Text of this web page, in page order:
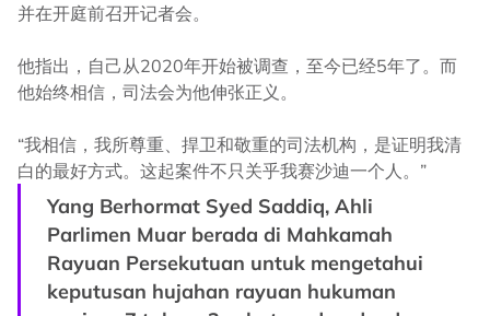
并在开庭前召开记者会。
他指出，自己从2020年开始被调查，至今已经5年了。而
他始终相信，司法会为他伸张正义。
“我相信，我所尊重、捍卫和敬重的司法机构，是证明我清
白的最好方式。这起案件不只关乎我赛沙迪一个人。”
Yang Berhormat Syed Saddiq, Ahli
Parlimen Muar berada di Mahkamah
Rayuan Persekutuan untuk mengetahui
keputusan hujahan rayuan hukuman